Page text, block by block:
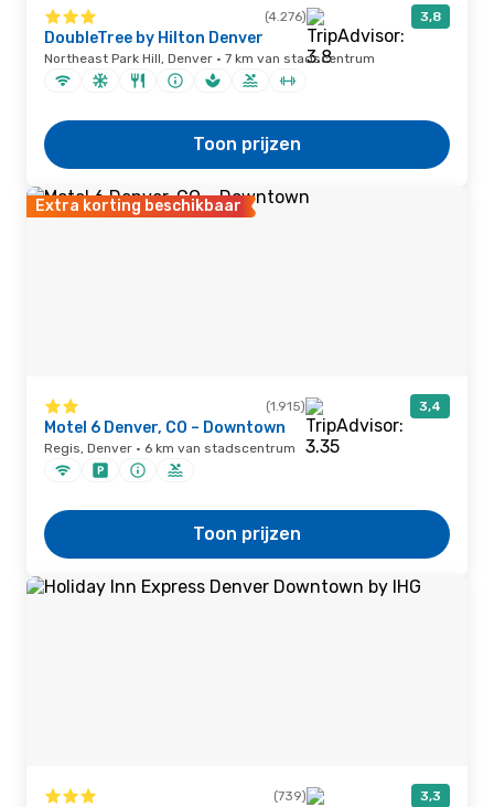
(4.276) 3,8
DoubleTree by Hilton Denver
Northeast Park Hill, Denver · 7 km van stadscentrum
Toon prijzen
Extra korting beschikbaar
(1.915) 3,4
Motel 6 Denver, CO – Downtown
Regis, Denver · 6 km van stadscentrum
Toon prijzen
(739) 3,3